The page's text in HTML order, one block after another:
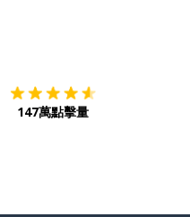
147萬點擊量